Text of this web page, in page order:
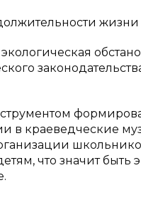
в краеведческие
что значит